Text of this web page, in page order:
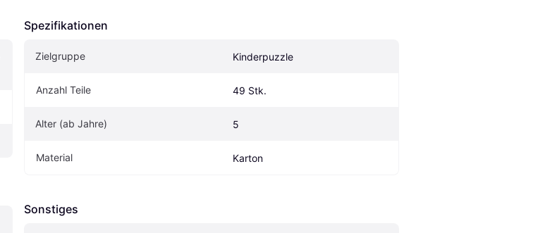
Spezifikationen
Zielgruppe Kinderpuzzle
Anzahl Teile 49 Stk.
Alter (ab Jahre) 5
Material Karton
Sonstiges